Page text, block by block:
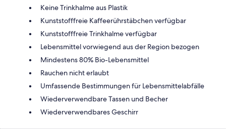
Keine Trinkhalme aus Plastik
Kunststofffreie Kaffeerührstäbchen verfügbar
Kunststofffreie Trinkhalme verfügbar
Lebensmittel vorwiegend aus der Region bezogen
Mindestens 80% Bio-Lebensmittel
Rauchen nicht erlaubt
Umfassende Bestimmungen für Lebensmittelabfälle
Wiederverwendbare Tassen und Becher
Wiederverwendbares Geschirr